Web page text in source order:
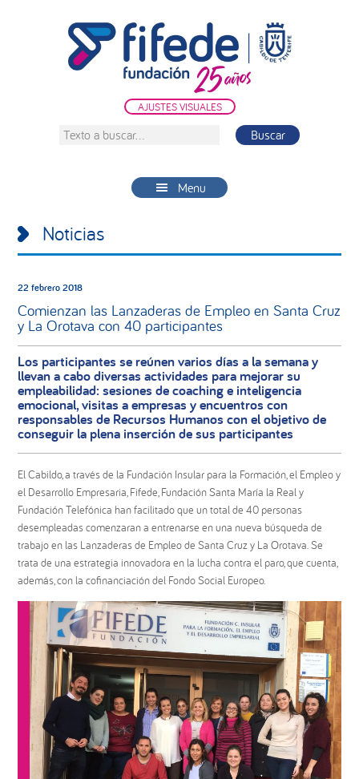
AJUSTES VISUALES
Texto
Menu
Noticias
22 febrero 2018
Comienzan las Lanzaderas de Empleo en Santa Cruz
y La Orotava con 40 participantes
Los participantes se reúnen varios días a la semana y
llevan a cabo diversas actividades para mejorar su
empleabilidad: sesiones de coaching e inteligencia
emocional, visitas a empresas y encuentros con
responsables de Recursos Humanos con el objetivo de
conseguir la plena inserción de sus participantes
El Cabildo, a través de la Fundación Insular para la Formación, el Empleo y
el Desarrollo Empresaria, Fifede, Fundación Santa María la Real y
Fundación Telefónica han facilitado que un total de 40 personas
desempleadas comenzaran a entrenarse en una nueva búsqueda de
trabajo en las Lanzaderas de Empleo de Santa Cruz y La Orotava. Se
trata de una estrategia innovadora en la lucha contra el paro, que cuenta,
además, con la cofinanciación del Fondo Social Europeo.